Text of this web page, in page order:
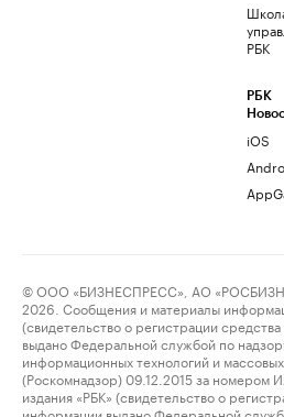
РБК
РБК
iOS
© ООО «БИЗНЕСПРЕСС», АО
2026. Сообщения и материалы
(свидетельство о регистрации
выдано Федеральной службой по
информационных технологий и
(Роскомнадзор) 09.12.2015 за
издания «РБК» (свидетельство о